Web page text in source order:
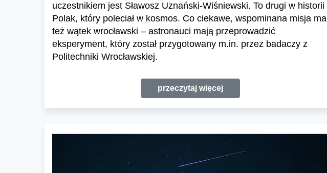
uczestnikiem jest Sławosz Uznański-Wiśniewski. To drugi w historii
Polak, który poleciał w kosmos. Co ciekawe, wspominana misja ma
też wątek wrocławski – astronauci mają przeprowadzić
eksperyment, który został przygotowany m.in. przez badaczy z
Politechniki Wrocławskiej.
przeczytaj więcej